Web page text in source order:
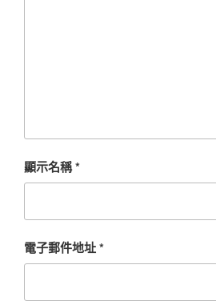
顯示名稱*
電子郵件地址*